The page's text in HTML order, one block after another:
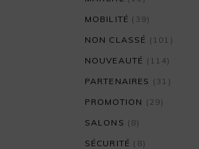
MOBILITÉ (39)
NON CLASSÉ (101)
NOUVEAUTÉ (114)
PARTENAIRES (31)
PROMOTION (29)
SALONS (8)
SÉCURITÉ (8)